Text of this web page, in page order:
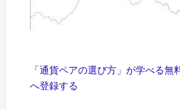
「通貨ペアの選び方」が学べる無
へ登録する